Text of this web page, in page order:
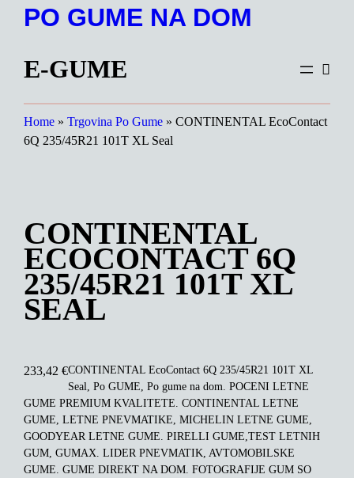
PreskočiPO GUME NA DOM
E-GUME
Home » Trgovina Po Gume » CONTINENTAL EcoContact
6Q 235/45R21 101T XL Seal
CONTINENTAL
ECOCONTACT 6Q
235/45R21 101T XL
SEAL
233,42 €CONTINENTAL EcoContact 6Q 235/45R21 101T XL
Seal, Po GUME, Po gume na dom. POCENI LETNE
GUME PREMIUM KVALITETE. CONTINENTAL LETNE
GUME, LETNE PNEVMATIKE, MICHELIN LETNE GUME,
GOODYEAR LETNE GUME. PIRELLI GUME,TEST LETNIH
GUM, GUMAX. LIDER PNEVMATIK, AVTOMOBILSKE
GUME. GUME DIREKT NA DOM. FOTOGRAFIJE GUM SO